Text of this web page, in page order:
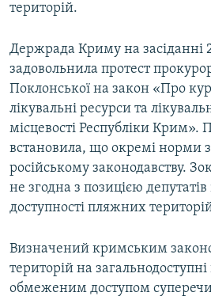
територій.
Держрада Криму на засіданні
задовольнила протест
Поклонської на закон «Про
лікувальні ресурси та
місцевості Республіки Крим».
встановила, що окремі норми
російському законодавству.
не згодна з позицією
доступності пляжних
Визначений кримським
територій на
обмеженим доступом